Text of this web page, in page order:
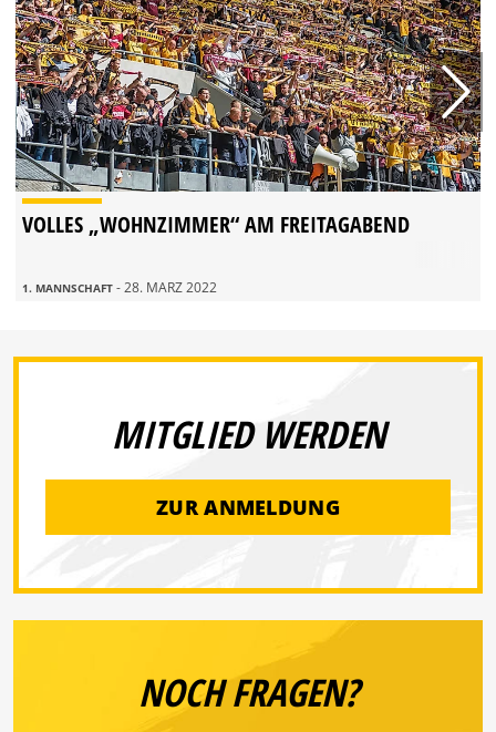
VOLLES „WOHNZIMMER“ AM FREITAGABEND
1. MANNSCHAFT - 28. MÄRZ 2022
MITGLIED WERDEN
ZUR ANMELDUNG
NOCH FRAGEN?